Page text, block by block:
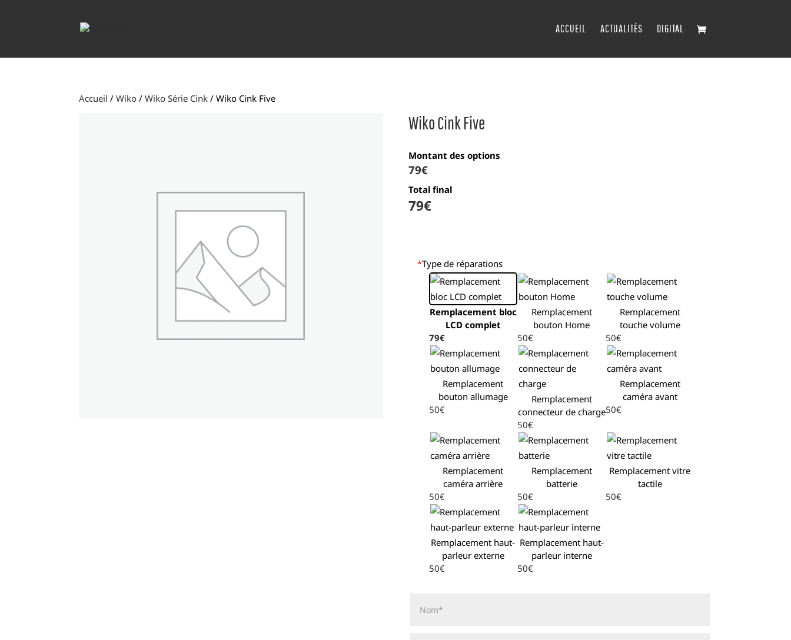
ACCUEIL ACTUALITÉS DIGITAL
Accueil /Wiko /Wiko Série Cink / Wiko Cink Five
Wiko Cink Five
Montant des options
79€
Total final
79€
*Type de réparations
Remplacement bloc
LCD complet
79€
Remplacement
bouton Home
50€
Remplacement
touche volume
50€
Remplacement
bouton allumage
50€
Remplacement
connecteur de charge
50€
Remplacement
caméra avant
50€
Remplacement
caméra arrière
50€
Remplacement
batterie
50€
Remplacement vitre
tactile
50€
Remplacement haut-
parleur externe
50€
Remplacement haut-
parleur interne
50€